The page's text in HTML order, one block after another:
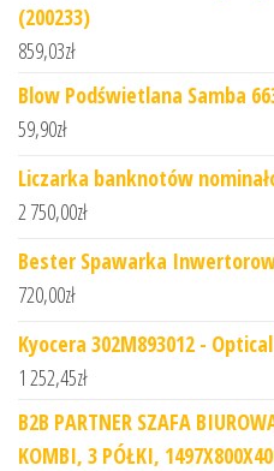
(200233)
859,03zł
Blow Podświetlana Samba
59,90zł
Liczarka banknotów
2 750,00zł
Bester Spawarka
720,00zł
Kyocera 302M893012 -
1 252,45zł
B2B PARTNER SZAFA
KOMBI, 3 PÓŁKI,